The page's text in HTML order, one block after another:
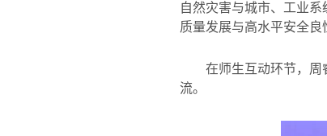
自然灾害与城市、工业
质量发展与高水平安全良
在师生互动环节，周
流。